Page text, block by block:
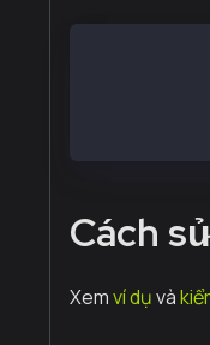
Cách
Xemví dụvà